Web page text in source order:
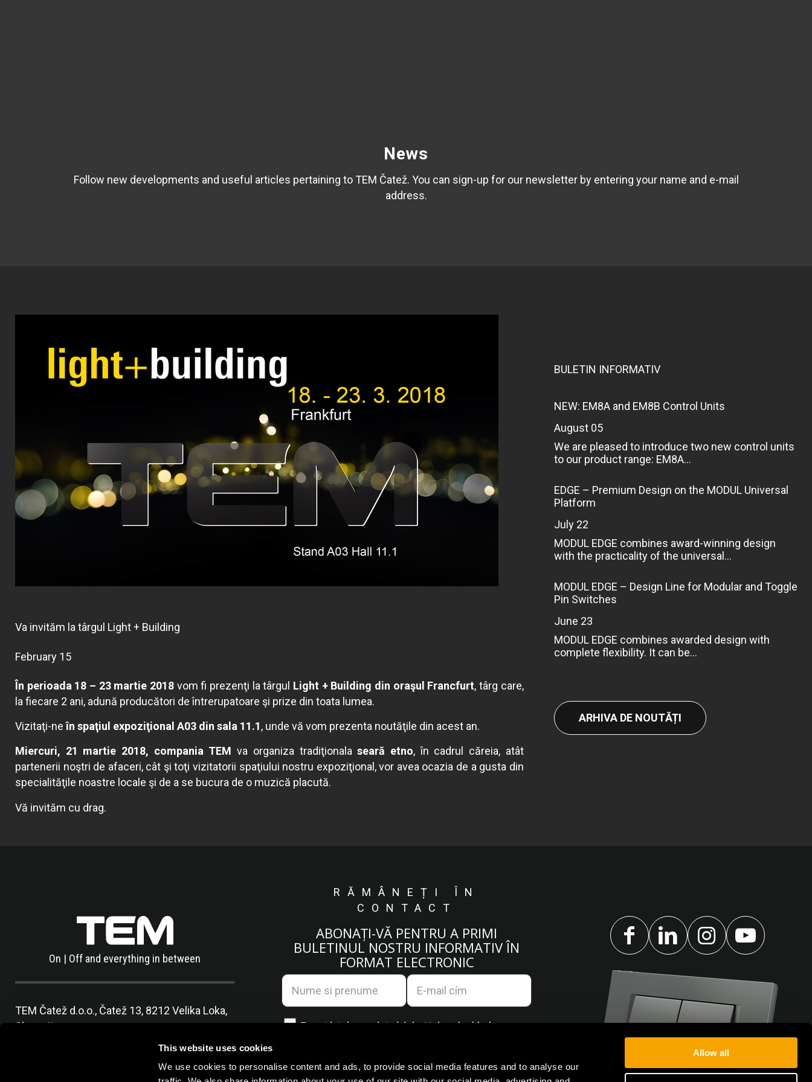
This website uses cookies
We use cookies to personalise content and ads, to provide social media features and to analyse our
Allow all
News
Follow new developments and useful articles pertaining to TEM Čatež. You can sign-up for our newsletter by entering your name and e-mail
address.
Va invităm la târgul Light + Building
February 15
În perioada 18 – 23 martie 2018 vom fi prezenţi la târgul Light + Building din oraşul Francfurt, târg care,
la fiecare 2 ani, adună producători de întrerupatoare şi prize din toata lumea.
Vizitaţi-neîn spaţiul expoziţional A03 din sala 11.1, unde vă vom prezenta noutăţile din acest an.
Miercuri, 21 martie 2018, compania TEM va organiza tradiţionalaseară etno, în cadrul căreia, atât
partenerii noştri de afaceri, cât şi toţi vizitatorii spaţiului nostru expoziţional, vor avea ocazia de a gusta din
specialităţile noastre locale şi de a se bucura de o muzică placută.
Vă invităm cu drag.
BULETIN INFORMATIV
NEW: EM8A and EM8B Control Units
August 05
We are pleased to introduce two new control units
to our product range: EM8A...
EDGE – Premium Design on the MODUL Universal
Platform
July 22
MODUL EDGE combines award-winning design
with the practicality of the universal...
MODUL EDGE – Design Line for Modular and Toggle
Pin Switches
June 23
MODUL EDGE combines awarded design with
complete flexibility. It can be...
ARHIVA DE NOUTĂȚI
On | Off and everything in between
TEM Čatež d.o.o., Čatež 13, 8212 Velika Loka,
Slovenija
info@tem.si
RĂMÂNEȚI ÎN
CONTACT
ABONAȚI-VĂ PENTRU A PRIMI
BULETINUL NOSTRU INFORMATIV ÎN
FORMAT ELECTRONIC
Egyetértek azadatvédelmi irányelvekkel.